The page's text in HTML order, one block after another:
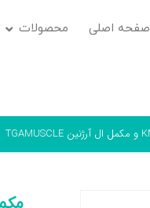
صفحه اصلی محصولات